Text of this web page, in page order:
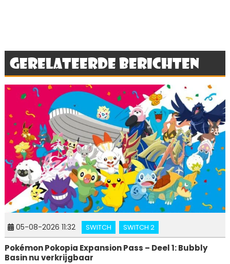
Gerelateerde berichten
05-08-2026 11:32 SWITCH SWITCH 2
Pokémon Pokopia Expansion Pass – Deel 1: Bubbly
Basin nu verkrijgbaar